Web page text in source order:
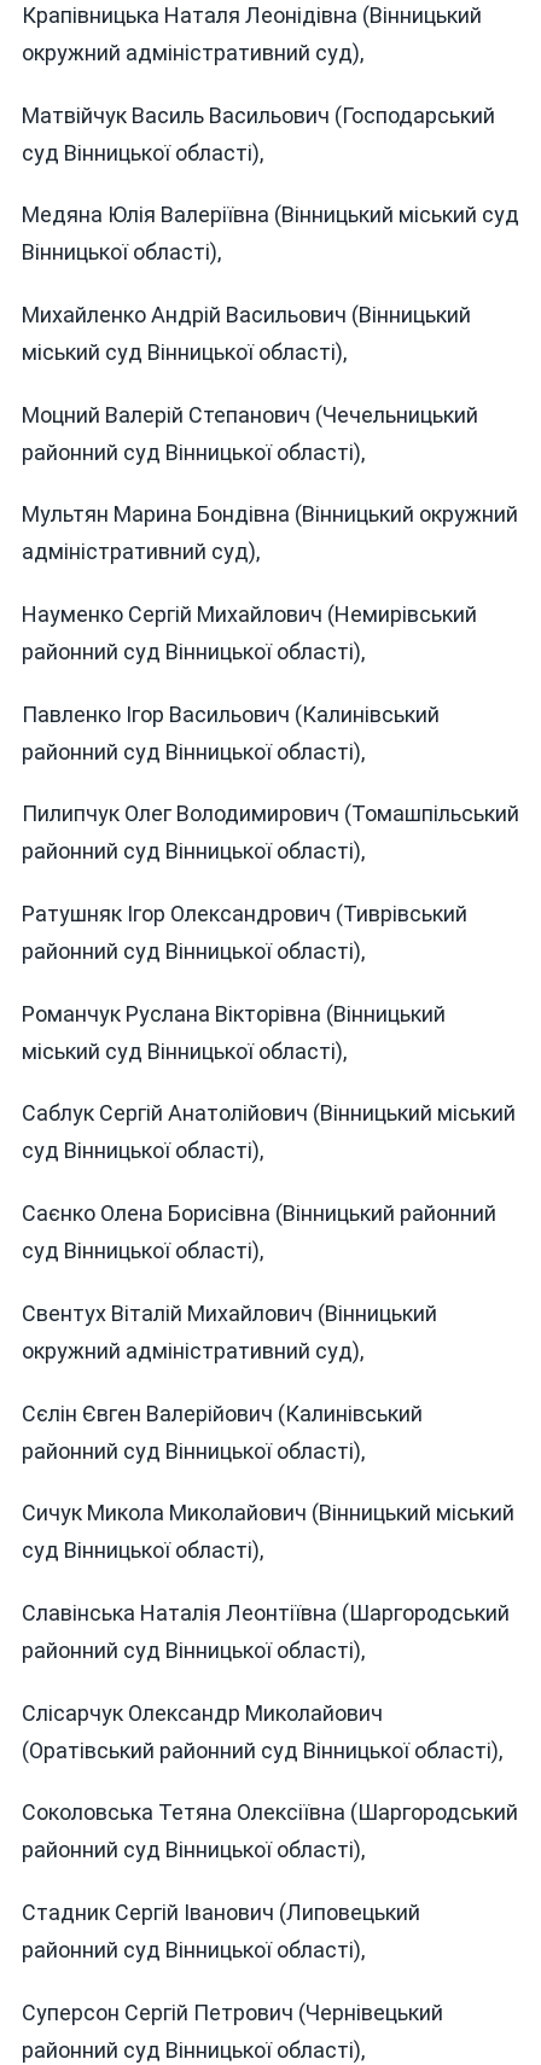
Крапівницька Наталя Леонідівна (Вінницький
окружний адміністративний суд),
Матвійчук Василь Васильович (Господарський
суд Вінницької області),
Медяна Юлія Валеріївна (Вінницький міський суд
Вінницької області),
Михайленко Андрій Васильович (Вінницький
міський суд Вінницької області),
Моцний Валерій Степанович (Чечельницький
районний суд Вінницької області),
Мультян Марина Бондівна (Вінницький окружний
адміністративний суд),
Науменко Сергій Михайлович (Немирівський
районний суд Вінницької області),
Павленко Ігор Васильович (Калинівський
районний суд Вінницької області),
Пилипчук Олег Володимирович (Томашпільський
районний суд Вінницької області),
Ратушняк Ігор Олександрович (Тиврівський
районний суд Вінницької області),
Романчук Руслана Вікторівна (Вінницький
міський суд Вінницької області),
Саблук Сергій Анатолійович (Вінницький міський
суд Вінницької області),
Саєнко Олена Борисівна (Вінницький районний
суд Вінницької області),
Свентух Віталій Михайлович (Вінницький
окружний адміністративний суд),
Сєлін Євген Валерійович (Калинівський
районний суд Вінницької області),
Сичук Микола Миколайович (Вінницький міський
суд Вінницької області),
Славінська Наталія Леонтіївна (Шаргородський
районний суд Вінницької області),
Слісарчук Олександр Миколайович
(Оратівський районний суд Вінницької області),
Соколовська Тетяна Олексіївна (Шаргородський
районний суд Вінницької області),
Стадник Сергій Іванович (Липовецький
районний суд Вінницької області),
Суперсон Сергій Петрович (Чернівецький
районний суд Вінницької області),